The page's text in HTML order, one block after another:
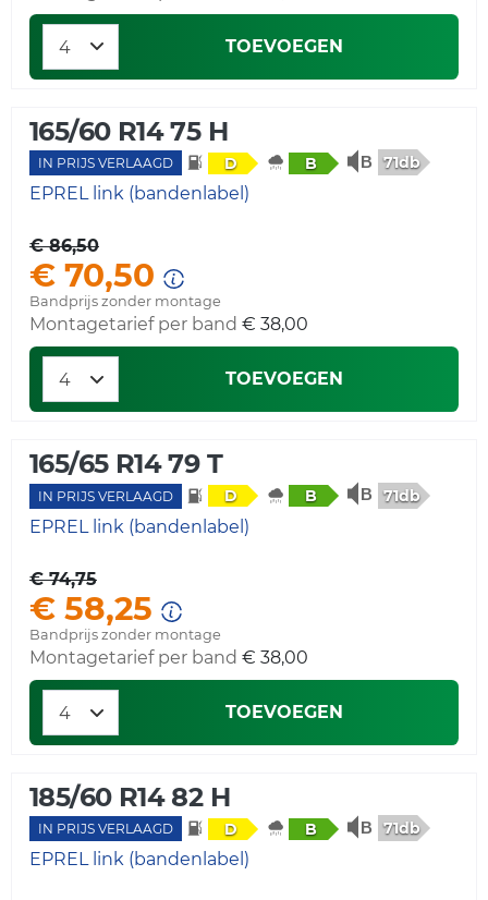
TOEVOEGEN
165/60 R14 75 H
IN PRIJS VERLAAGD D B 71db
EPREL link (bandenlabel)
€ 86,50
€ 70,50
Bandprijs zonder montage
Montagetarief per band € 38,00
TOEVOEGEN
165/65 R14 79 T
IN PRIJS VERLAAGD D B 71db
EPREL link (bandenlabel)
€ 74,75
€ 58,25
Bandprijs zonder montage
Montagetarief per band € 38,00
TOEVOEGEN
185/60 R14 82 H
IN PRIJS VERLAAGD D B 71db
EPREL link (bandenlabel)